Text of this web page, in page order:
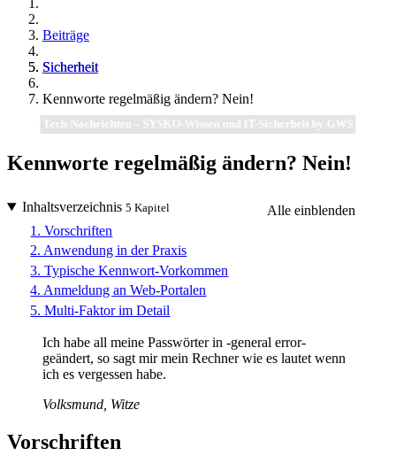
Beiträge
Sicherheit
Kennworte regelmäßig ändern? Nein!
Tech-Nachrichten – SYSKO-Wissen und IT-Sicherheit by GWS
Kennworte regelmäßig ändern? Nein!
Inhaltsverzeichnis 5 Kapitel
1. Vorschriften
2. Anwendung in der Praxis
3. Typische Kennwort-Vorkommen
4. Anmeldung an Web-Portalen
5. Multi-Faktor im Detail
Alle einblenden
Ich habe all meine Passwörter in -general error-
geändert, so sagt mir mein Rechner wie es lautet wenn
ich es vergessen habe.
Volksmund, Witze
Vorschriften